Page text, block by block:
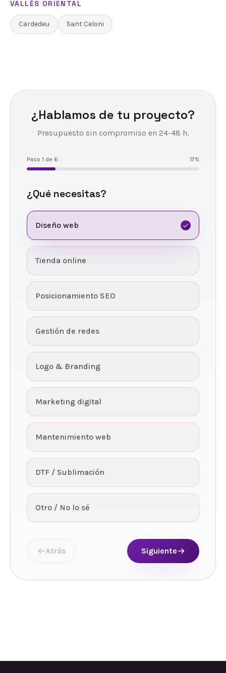
VALLÈS ORIENTAL
Cardedeu Sant Celoni
¿Hablamos de tu proyecto?
Presupuesto sin compromiso en 24-48 h.
Paso 1 de 6 17%
¿Qué necesitas?
Diseño web
Tienda online
Posicionamiento SEO
Gestión de redes
Logo & Branding
Marketing digital
Mantenimiento web
DTF / Sublimación
Otro / No lo sé
Atrás Siguiente